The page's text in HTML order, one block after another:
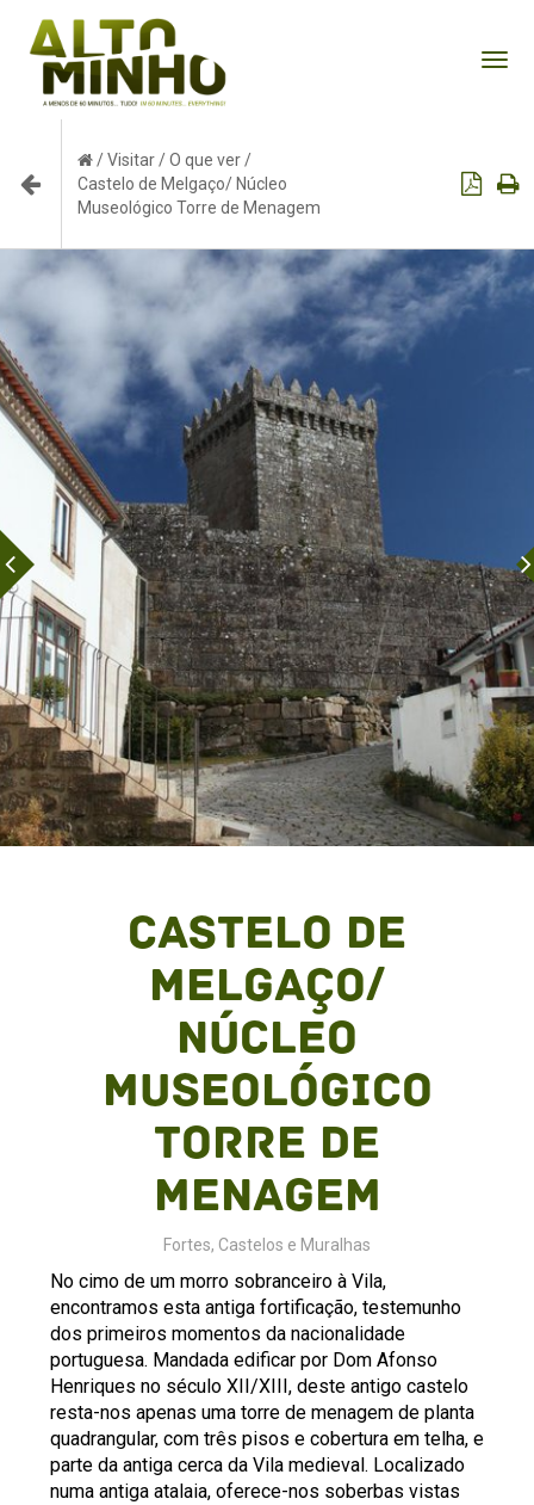
/Visitar/O que ver/
Castelo de Melgaço/ Núcleo
Museológico Torre de Menagem
Castelo de
Melgaço/
Núcleo
Museológico
Torre de
Menagem
Fortes, Castelos e Muralhas
No cimo de um morro sobranceiro à Vila,
encontramos esta antiga fortificação, testemunho
dos primeiros momentos da nacionalidade
portuguesa. Mandada edificar por Dom Afonso
Henriques no século XII/XIII, deste antigo castelo
resta-nos apenas uma torre de menagem de planta
quadrangular, com três pisos e cobertura em telha, e
parte da antiga cerca da Vila medieval. Localizado
numa antiga atalaia, oferece-nos soberbas vistas